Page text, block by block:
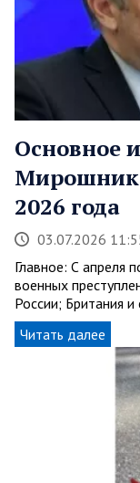
Основное
2026 года
03.07.2026
Главное: С апреля
военных
России; Британия
Читать далее